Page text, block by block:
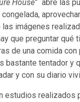
House” abre las
imágenes
que preguntar
de una comida
tentador y
y con su diario
estudios realizados